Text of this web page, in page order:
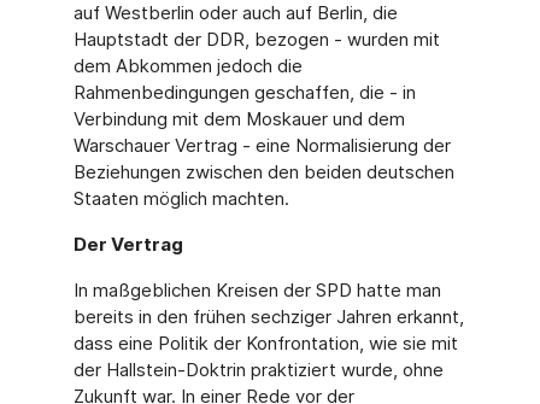
auf Westberlin oder auch auf Berlin, die
Hauptstadt der DDR, bezogen - wurden mit
dem Abkommen jedoch die
Rahmenbedingungen geschaffen, die - in
Verbindung mit dem Moskauer und dem
Warschauer Vertrag - eine Normalisierung der
Beziehungen zwischen den beiden deutschen
Staaten möglich machten.
Der Vertrag
In maßgeblichen Kreisen der SPD hatte man
bereits in den frühen sechziger Jahren erkannt,
dass eine Politik der Konfrontation, wie sie mit
der Hallstein-Doktrin praktiziert wurde, ohne
Zukunft war. In einer Rede vor der